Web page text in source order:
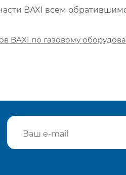
BAXI всем
BAXI по газовому